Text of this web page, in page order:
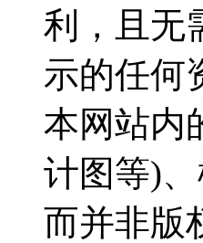
利，且无
示的任何
本网站内
计图等)
而并非版